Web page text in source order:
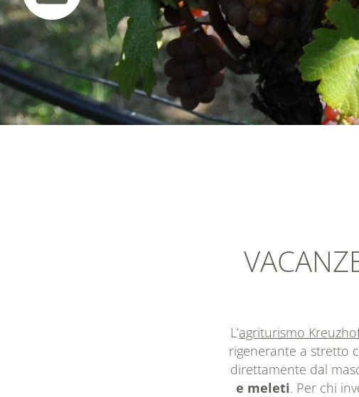
L’agriturismo
rigenerante a stretto
direttamente dal
e meleti. Per chi